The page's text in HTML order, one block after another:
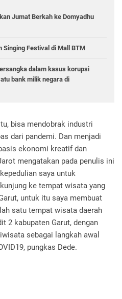
Jumat Berkah ke Domyadhu
Singing Festival di Mall BTM
dalam kasus korupsi
bank milik negara di
bisa mendobrak industri
dari pandemi. Dan menjadi
ekonomi kreatif dan
mengatakan pada penulis ini
saya untuk
ke tempat wisata yang
untuk itu saya membuat
satu tempat wisata daerah
2 kabupaten Garut, dengan
sebagai langkah awal
pungkas Dede.